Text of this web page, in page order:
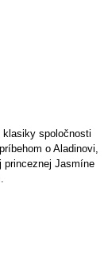
klasiky spoločnosti
o Aladinovi,
princeznej Jasmíne